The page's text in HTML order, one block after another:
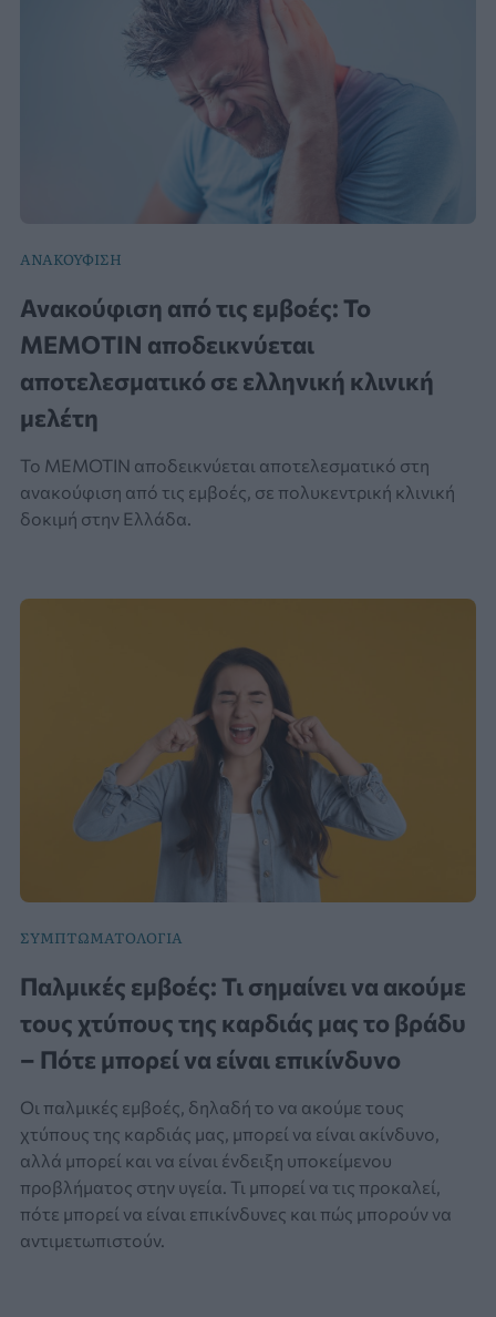
ΑΝΑΚΟΥΦΙΣΗ
Ανακούφιση από τις εμβοές: Το
ΜΕΜΟΤΙΝ αποδεικνύεται
αποτελεσματικό σε ελληνική κλινική
μελέτη
Το ΜΕΜΟΤΙΝ αποδεικνύεται αποτελεσματικό στη
ανακούφιση από τις εμβοές, σε πολυκεντρική κλινική
δοκιμή στην Ελλάδα.
ΣΥΜΠΤΩΜΑΤΟΛΟΓΙΑ
Παλμικές εμβοές: Τι σημαίνει να ακούμε
τους χτύπους της καρδιάς μας το βράδυ
– Πότε μπορεί να είναι επικίνδυνο
Οι παλμικές εμβοές, δηλαδή το να ακούμε τους
χτύπους της καρδιάς μας, μπορεί να είναι ακίνδυνο,
αλλά μπορεί και να είναι ένδειξη υποκείμενου
προβλήματος στην υγεία. Τι μπορεί να τις προκαλεί,
πότε μπορεί να είναι επικίνδυνες και πώς μπορούν να
αντιμετωπιστούν.